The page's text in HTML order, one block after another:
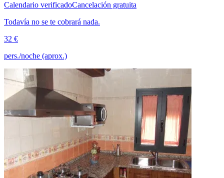
Calendario verificadoCancelación gratuita
Todavía no se te cobrará nada.
32 €
pers./noche (aprox.)